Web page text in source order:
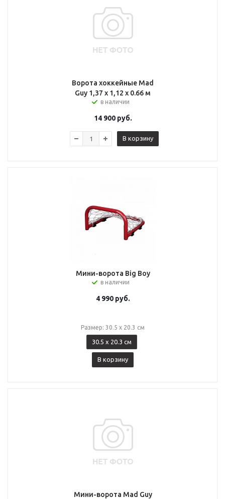
Ворота хоккейные Mad
Guy 1,37 х 1,12 x 0.66 м
в наличии
14 900руб.
В корзину
Мини-ворота Big Boy
в наличии
4 990руб.
Размер: 30.5 x 20.3 см
30.5 x 20.3 см
В корзину
Мини-ворота Mad Guy